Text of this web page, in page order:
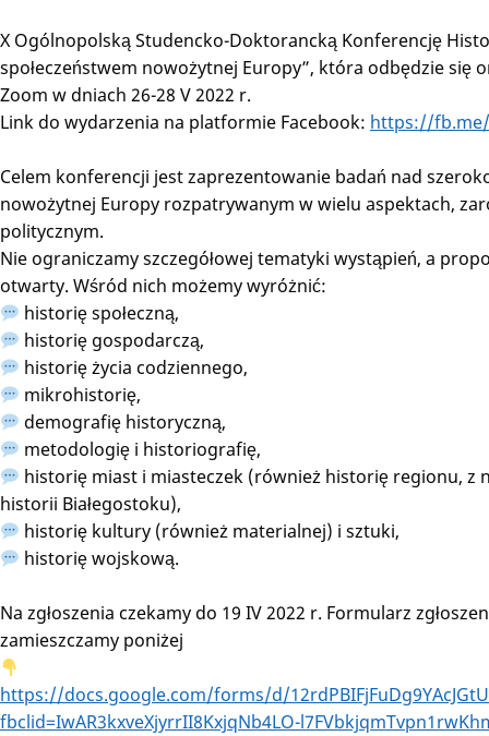
X Ogólnopolską Studencko-Doktorancką Konferencję
społeczeństwem nowożytnej Europy”, która odbędzie
Zoom w dniach 26-28 V 2022 r.
Link do wydarzenia na platformie Facebook: https://
Celem konferencji jest zaprezentowanie badań nad
nowożytnej Europy rozpatrywanym w wielu aspektach,
politycznym.
Nie ograniczamy szczegółowej tematyki wystąpień, a
otwarty. Wśród nich możemy wyróżnić:
historię społeczną,
historię gospodarczą,
historię życia codziennego,
mikrohistorię,
demografię historyczną,
metodologię i historiografię,
historię miast i miasteczek (również historię regionu, z
historii Białegostoku),
historię kultury (również materialnej) i sztuki,
historię wojskową.
Na zgłoszenia czekamy do 19 IV 2022 r. Formularz
zamieszczamy poniżej
https://docs.google.com/forms/d/
fbclid=IwAR3kxveXjyrrII8KxjqNb4LO-